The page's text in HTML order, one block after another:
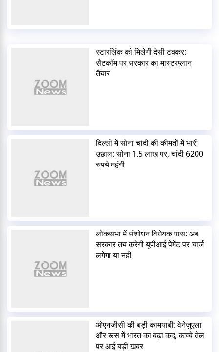
स्टारलिंक को मिलेगी देसी टक्कर:
सैटकॉम पर सरकार का मास्टरप्लान
तैयार
दिल्ली में सोना चांदी की कीमतों में भारी
उछाल: सोना 1.5 लाख पर, चांदी 6200
रुपये महंगी
लोकसभा में संशोधन विधेयक पास: अब
सरकार तय करेगी यूपीआई पेमेंट पर चार्ज
लगेगा या नहीं
ओएनजीसी की बड़ी कामयाबी: वेनेजुएला
और रूस में भारत का बढ़ा कद, कच्चे तेल
पर आई बड़ी खबर